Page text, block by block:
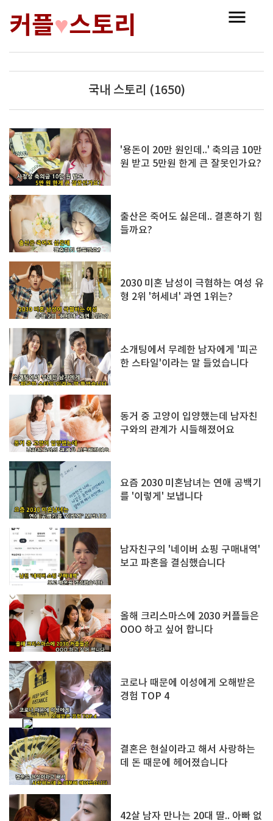
커플♥스토리
국내 스토리 (1650)
'용돈이 20만 원인데..' 축의금 10만
원 받고 5만원 한게 큰 잘못인가요?
출산은 죽어도 싫은데.. 결혼하기 힘
들까요?
2030 미혼 남성이 극혐하는 여성 유
형 2위 '허세녀' 과연 1위는?
소개팅에서 무례한 남자에게 '피곤
한 스타일'이라는 말 들었습니다
동거 중 고양이 입양했는데 남자친
구와의 관계가 시들해졌어요
요즘 2030 미혼남녀는 연애 공백기
를 '이렇게' 보냅니다
남자친구의 '네이버 쇼핑 구매내역'
보고 파혼을 결심했습니다
올해 크리스마스에 2030 커플들은
OOO 하고 싶어 합니다
코로나 때문에 이성에게 오해받은
경험 TOP 4
결혼은 현실이라고 해서 사랑하는
데 돈 때문에 헤어졌습니다
42살 남자 만나는 20대 딸.. 아빠 없